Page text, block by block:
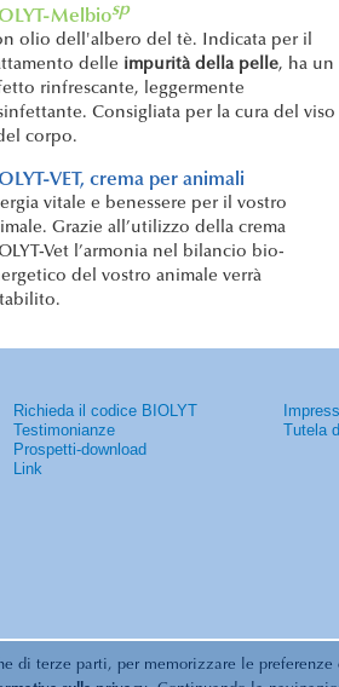
di terze parti, per memorizzare le
Melbiosp
olio dell'albero del tè. Indicata per il
delle impurità della pelle, ha un
rinfrescante, leggermente
Consigliata per la cura del viso
corpo.
VET, crema per animali
vitale e benessere per il vostro
Grazie all’utilizzo della crema
Vet l’armonia nel bilancio bio-
del vostro animale verrà
Richieda il codice BIOLYT
Testimonianze
Prospetti-download
Link
Tutela
© 2026 Biolyt | Energia